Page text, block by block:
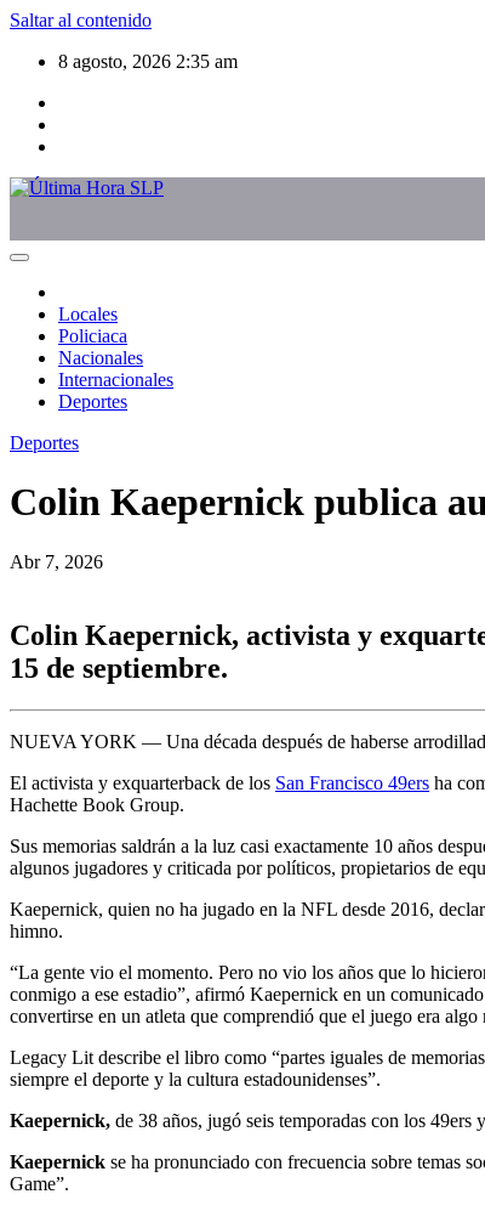
Saltar al contenido
8 agosto, 2026 2:35 am
Locales
Policiaca
Nacionales
Internacionales
Deportes
Deportes
Colin Kaepernick publica
Abr 7, 2026
Colin Kaepernick, activista y
15 de septiembre.
NUEVA YORK — Una década después de haberse
El activista y exquarterback de los San Francisco 49ers ha
Hachette Book Group.
Sus memorias saldrán a la luz casi exactamente 10 años
algunos jugadores y criticada por políticos, propietarios de
Kaepernick, quien no ha jugado en la NFL desde 2016,
himno.
“La gente vio el momento. Pero no vio los años que lo
conmigo a ese estadio”, afirmó Kaepernick en un
convertirse en un atleta que comprendió que el juego era
Legacy Lit describe el libro como “partes iguales de
siempre el deporte y la cultura estadounidenses”.
Kaepernick, de 38 años, jugó seis temporadas con los
Kaepernick se ha pronunciado con frecuencia sobre temas
Game”.